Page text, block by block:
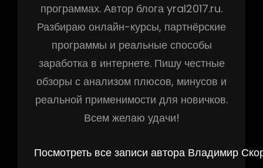
программах. Автор блога yral2017.ru.
Разбираю онлайн-курсы, партнёрские
программы и реальные способы
заработка в интернете. Пишу честные
обзоры с анализом плюсов, минусов и
реальной применимости для новичков.
Всем желаю удачи!
Посмотреть все записи автора Владимир